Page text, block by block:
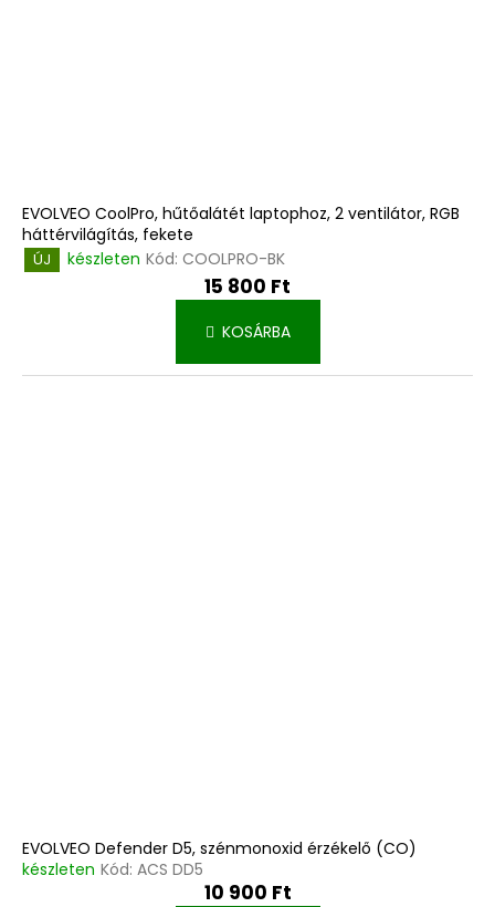
EVOLVEO CoolPro, hűtőalátét laptophoz, 2 ventilátor, RGB
háttérvilágítás, fekete
ÚJ készleten Kód: COOLPRO-BK
15 800 Ft
KOSÁRBA
EVOLVEO Defender D5, szénmonoxid érzékelő (CO)
készleten Kód: ACS DD5
10 900 Ft